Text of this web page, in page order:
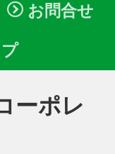
お問合せ
ーポレ